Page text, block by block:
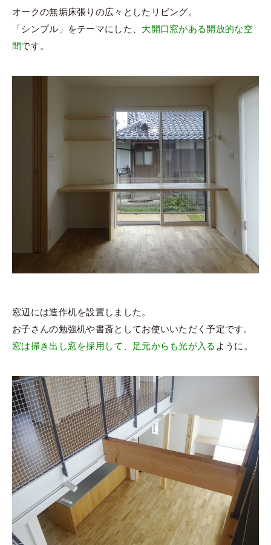
オークの無垢床張りの広々としたリビング。
「シンプル」をテーマにした、 大開口窓がある開放的な空
間です。
窓辺には造作机を設置しました。
お子さんの勉強机や書斎としてお使いいただく予定です。
窓は掃き出し窓を採用して、足元からも光が入る ように。